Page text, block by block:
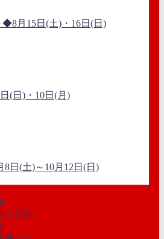
月15日(土)・16日(日)
(日)・10日(月)
日(土)～10月12日(日)